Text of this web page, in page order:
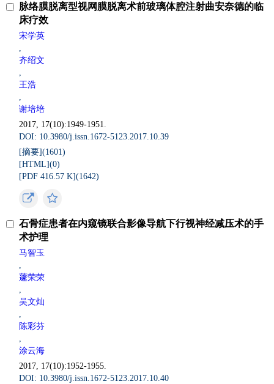
脉络膜脱离型视网膜脱离术前玻璃体腔注射曲安奈德的临
床疗效
宋学英
,
齐绍文
,
王浩
,
谢培培
2017, 17(10):1949-1951.
DOI: 10.3980/j.issn.1672-5123.2017.10.39
[摘要](1601)
[HTML](0)
[PDF 416.57 K](1642)
石骨症患者在内窥镜联合影像导航下行视神经减压术的手
术护理
马智玉
,
蘧荣荣
,
吴文灿
,
陈彩芬
,
涂云海
2017, 17(10):1952-1955.
DOI: 10.3980/j.issn.1672-5123.2017.10.40